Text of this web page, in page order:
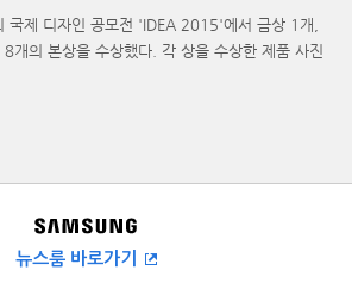
국제 디자인 공모전 'IDEA 2015'에서 금상 1개,
개의 본상을 수상했다. 각 상을 수상한 제품 사진
뉴스룸 바로가기